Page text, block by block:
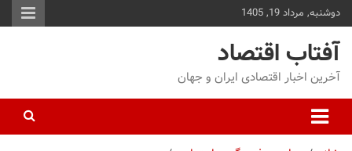
دوشنبه, مرداد 19, 1405
آفتاب اقتصاد
آخرین اخبار اقتصادی ایران و جهان